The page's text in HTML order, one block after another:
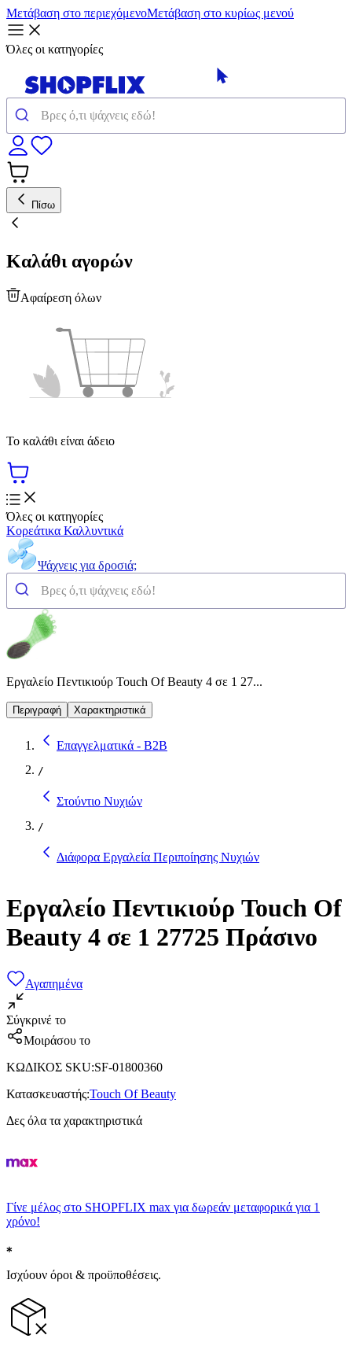
Μετάβαση στο περιεχόμενοΜετάβαση στο κυρίως μενού
Όλες οι κατηγορίες
Πίσω
Καλάθι αγορών
Αφαίρεση όλων
Το καλάθι είναι άδειο
Όλες οι κατηγορίες
Κορεάτικα Καλλυντικά
Ψάχνεις για δροσιά;
Εργαλείο Πεντικιούρ Touch Of Beauty 4 σε 1 27...
Περιγραφή Χαρακτηριστικά
Επαγγελματικά - B2B
/
Στούντιο Νυχιών
/
Διάφορα Εργαλεία Περιποίησης Νυχιών
Εργαλείο Πεντικιούρ Touch Of
Beauty 4 σε 1 27725 Πράσινο
Αγαπημένα
Σύγκρινέ το
Μοιράσου το
ΚΩΔΙΚΟΣ SKU:SF-01800360
Κατασκευαστής:Touch Of Beauty
Δες όλα τα χαρακτηριστικά
Γίνε μέλος στο SHOPFLIX max για δωρεάν μεταφορικά για 1
χρόνο!
Ισχύουν όροι & προϋποθέσεις.